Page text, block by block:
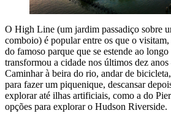
O High Line (um jardim passadiço sobre
comboio) é popular entre os que o visitam,
do famoso parque que se estende ao
transformou a cidade nos últimos dez
Caminhar à beira do rio, andar de
para fazer um piquenique, descansar
explorar até ilhas artificiais, como a do
opções para explorar o Hudson Riverside.